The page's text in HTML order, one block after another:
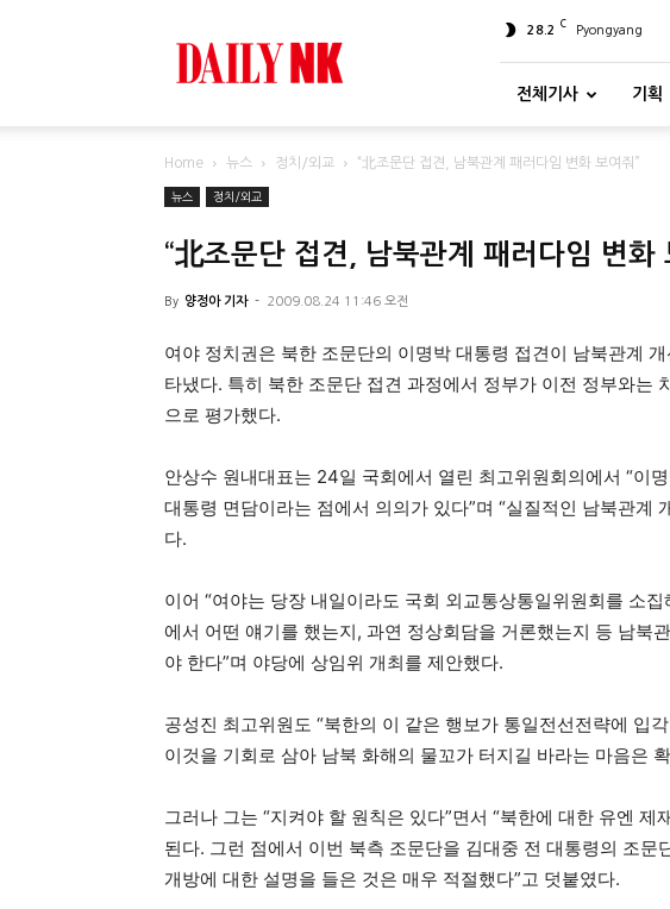
28.2 C Pyongyang
전체기사 기획
Home 뉴스 정치/외교 “北조문단 접견, 남북관계 패러다임 변화 보여줘”
뉴스 정치/외교
“北조문단 접견, 남북관계 패러다임 변화
By 양정아 기자 - 2009.08.24 11:46 오전
여야 정치권은 북한 조문단의 이명박 대통령 접견이 남북관계
타냈다. 특히 북한 조문단 접견 과정에서 정부가 이전 정부와는
으로 평가했다.
안상수 원내대표는 24일 국회에서 열린 최고위원회의에서 “이
대통령 면담이라는 점에서 의의가 있다”며 “실질적인 남북관계
다.
이어 “여야는 당장 내일이라도 국회 외교통상통일위원회를 소
에서 어떤 얘기를 했는지, 과연 정상회담을 거론했는지 등 남북
야 한다”며 야당에 상임위 개최를 제안했다.
공성진 최고위원도 “북한의 이 같은 행보가 통일전선전략에 입
이것을 기회로 삼아 남북 화해의 물꼬가 터지길 바라는 마음은
그러나 그는 “지켜야 할 원칙은 있다”면서 “북한에 대한 유엔
된다. 그런 점에서 이번 북측 조문단을 김대중 전 대통령의 조
개방에 대한 설명을 들은 것은 매우 적절했다”고 덧붙였다.